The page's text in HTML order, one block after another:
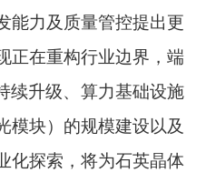
能力及质量管控提出更
正在重构行业边界，端
续升级、算力基础设施
模块）的规模建设以及
化探索，将为石英晶体